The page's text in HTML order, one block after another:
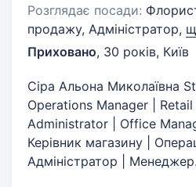
Розглядає посади:
продажу, Адміністратор,
Приховано, 30 років, Київ
Сіра Альона Миколаївна
Operations Manager |
Administrator | Office
Керівник магазину |
Адміністратор |